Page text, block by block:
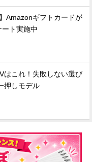
Amazonギフトカードが
ト実施中
はこれ！失敗しない選び
押しモデル